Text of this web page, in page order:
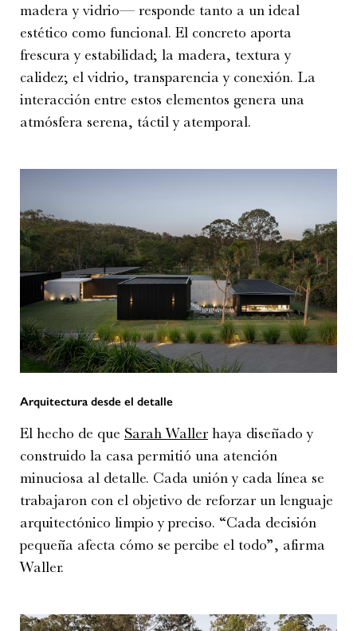
madera y vidrio— responde tanto a un ideal
estético como funcional. El concreto aporta
frescura y estabilidad; la madera, textura y
calidez; el vidrio, transparencia y conexión. La
interacción entre estos elementos genera una
atmósfera serena, táctil y atemporal.
Arquitectura desde el detalle
El hecho de que Sarah Waller haya diseñado y
construido la casa permitió una atención
minuciosa al detalle. Cada unión y cada línea se
trabajaron con el objetivo de reforzar un lenguaje
arquitectónico limpio y preciso. “Cada decisión
pequeña afecta cómo se percibe el todo”, afirma
Waller.